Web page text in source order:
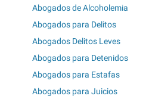
Abogados de Alcoholemia
Abogados para Delitos
Abogados Delitos Leves
Abogados para Detenidos
Abogados para Estafas
Abogados para Juicios